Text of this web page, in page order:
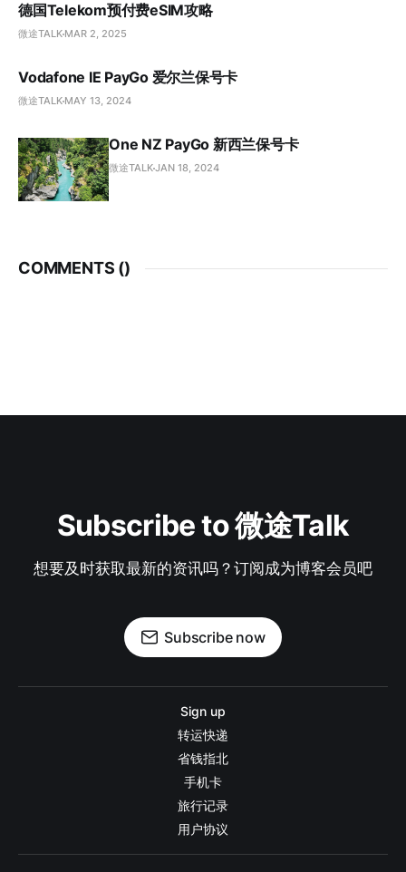
德国Telekom预付费eSIM攻略
微途TALK MAR 2, 2025
Vodafone IE PayGo 爱尔兰保号卡
微途TALK MAY 13, 2024
One NZ PayGo 新西兰保号卡
微途TALKJAN 18, 2024
COMMENTS ()
Subscribe to 微途Talk
想要及时获取最新的资讯吗？订阅成为博客会员吧
Subscribe now
Sign up
转运快递
省钱指北
手机卡
旅行记录
用户协议